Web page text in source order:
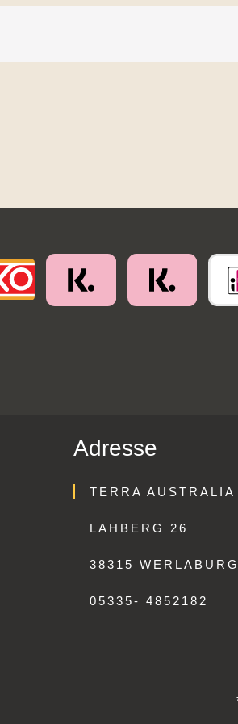
Adresse
TERRA AUSTRALIA
LAHBERG 26
38315
05335- 4852182